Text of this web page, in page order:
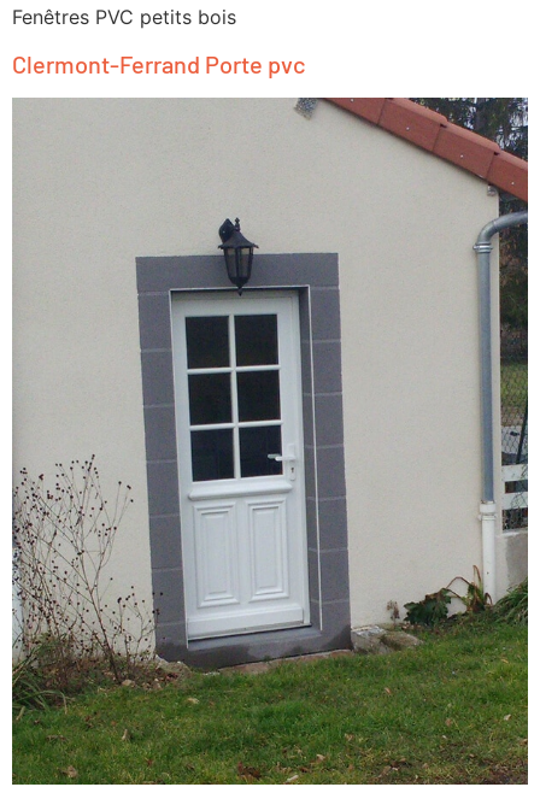
Fenêtres PVC petits bois
Clermont-Ferrand Porte pvc